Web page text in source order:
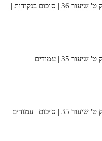
הדף היומי בתע"ס חלק ט' שיעור 36 | סיכום בנקודות |
הדף היומי בתע"ס חלק ט' שיעור 35 | עמודים
הדף היומי בתע"ס חלק ט' שיעור 35 | סיכום | עמודים